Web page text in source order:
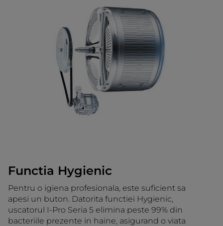
Functia Hygienic
Pentru o igiena profesionala, este suficient sa
apesi un buton. Datorita functiei Hygienic,
uscatorul I-Pro Seria 5 elimina peste 99% din
bacteriile prezente in haine, asigurand o viata